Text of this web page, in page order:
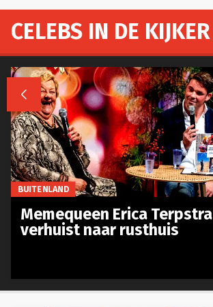
CELEBS IN DE KIJKER

BUITENLAND
Memequeen Erica Terpstra
verhuist naar rusthuis